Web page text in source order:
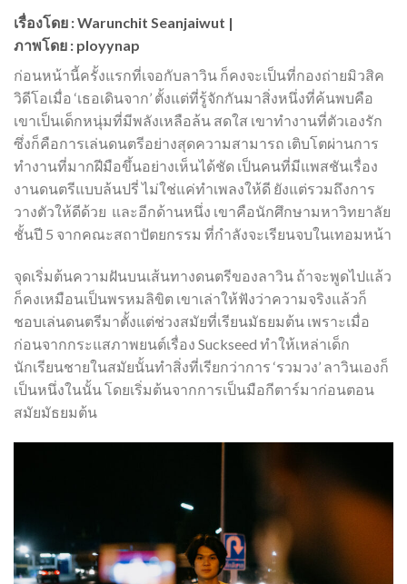
เรื่องโดย : Warunchit Seanjaiwut |
ภาพโดย : ployynap
ก่อนหน้านี้ครั้งแรกที่เจอกับลาวิน ก็คงจะเป็นที่กองถ่ายมิวสิค
วิดีโอเมื่อ ‘เธอเดินจาก’ ตั้งแต่ที่รู้จักกันมาสิ่งหนึ่งที่ค้นพบคือ
เขาเป็นเด็กหนุ่มที่มีพลังเหลือล้น สดใส เขาทำงานที่ตัวเองรัก
ซึ่งก็คือการเล่นดนตรีอย่างสุดความสามารถ เติบโตผ่านการ
ทำงานที่มากฝีมือขึ้นอย่างเห็นได้ชัด เป็นคนที่มีแพสชันเรื่อง
งานดนตรีแบบล้นปรี่ ไม่ใช่แค่ทำเพลงให้ดี ยังแต่รวมถึงการ
วางตัวให้ดีด้วย และอีกด้านหนึ่ง เขาคือนักศึกษามหาวิทยาลัย
ชั้นปี 5 จากคณะสถาปัตยกรรม ที่กำลังจะเรียนจบในเทอมหน้า
จุดเริ่มต้นความฝันบนเส้นทางดนตรีของลาวิน ถ้าจะพูดไปแล้ว
ก็คงเหมือนเป็นพรหมลิขิต เขาเล่าให้ฟังว่าความจริงแล้วก็
ชอบเล่นดนตรีมาตั้งแต่ช่วงสมัยที่เรียนมัธยมต้น เพราะเมื่อ
ก่อนจากกระแสภาพยนต์เรื่อง Suckseed ทำให้เหล่าเด็ก
นักเรียนชายในสมัยนั้นทำสิ่งที่เรียกว่าการ ‘รวมวง’ ลาวินเองก็
เป็นหนึ่งในนั้น โดยเริ่มต้นจากการเป็นมือกีตาร์มาก่อนตอน
สมัยมัธยมต้น